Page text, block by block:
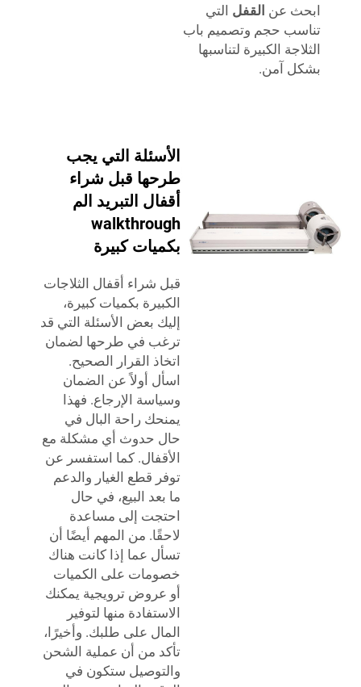
القفل التي
حجم وتصميم باب
الكبيرة لتناسبها
الأسئلة التي يجب
طرحها قبل شراء
أقفال التبريد الم
walkthrough
بكميات كبيرة
قبل شراء أقفال الثلاجات
الكبيرة بكميات كبيرة،
إليك بعض الأسئلة التي قد
ترغب في طرحها لضمان
اتخاذ القرار الصحيح.
اسأل أولاً عن الضمان
وسياسة الإرجاع. فهذا
يمنحك راحة البال في
حال حدوث أي مشكلة مع
الأقفال. كما استفسر عن
توفر قطع الغيار والدعم
ما بعد البيع، في حال
احتجت إلى مساعدة
لاحقًا. من المهم أيضًا أن
تسأل عما إذا كانت هناك
خصومات على الكميات
أو عروض ترويجية يمكنك
الاستفادة منها لتوفير
المال على طلبك. وأخيرًا،
تأكد من أن عملية الشحن
والتوصيل ستكون في